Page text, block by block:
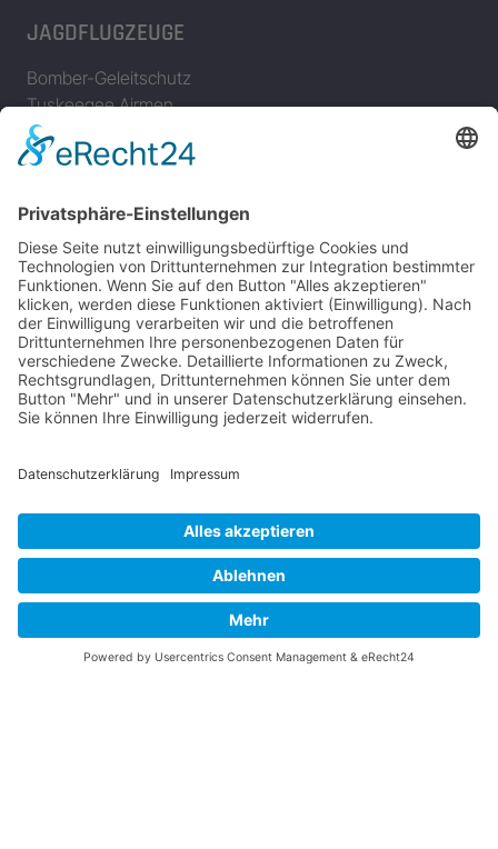
JAGDFLUGZEUGE
Bomber-Geleitschutz
Tuskeegee Airmen
Focke Wulf FW 190
Messerschmitt Bf 109
Messerschmitt Me 262
P-38 Lightning
P-47 Thunderbolt
P-51 Mustang
INFO
Über diese B-17 Webseite
Kontakt
Datenschutzerklärung
UNTERSTÜTZEN
Gefällt Ihnen diese Website über die B-17 Flying